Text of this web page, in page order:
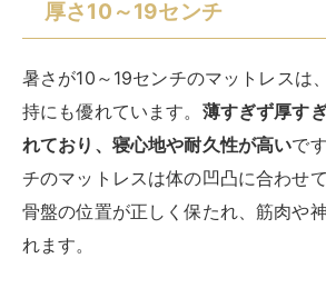
ります。重量があるため持ち運びや
【厚さ10～19センチのマットレスが
背中や腰に痛みを感じる
寝返りが多い
マットレスに弾力性や反発力を求